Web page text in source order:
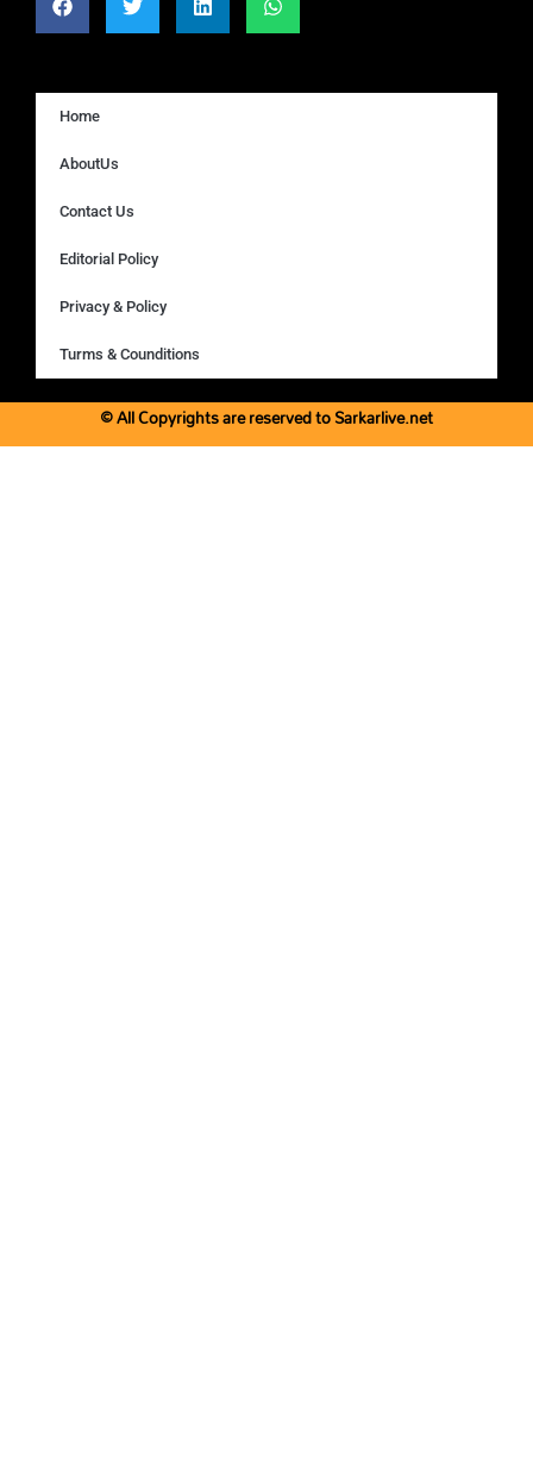
Home
AboutUs
Contact Us
Editorial Policy
Privacy & Policy
Turms & Counditions
© All Copyrights are reserved to Sarkarlive.net